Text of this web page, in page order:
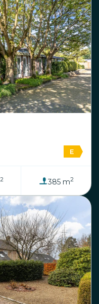
E
2 385 m2